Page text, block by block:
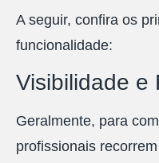
A seguir, confira os
funcionalidade:
Visibilidade e
Geralmente, para
profissionais